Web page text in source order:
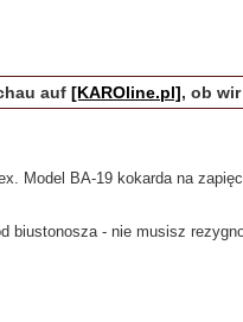
auf [KAROline.pl], ob
Model BA-19 kokarda na
biustonosza - nie musisz